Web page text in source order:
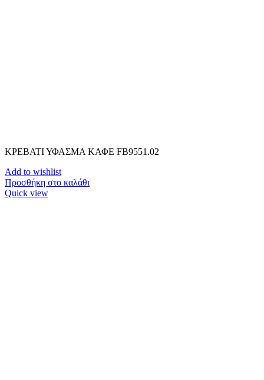
ΚΡΕΒΑΤΙ ΥΦΑΣΜΑ ΚΑΦΕ FB9551.02
Add to wishlist
Προσθήκη στο καλάθι
Quick view